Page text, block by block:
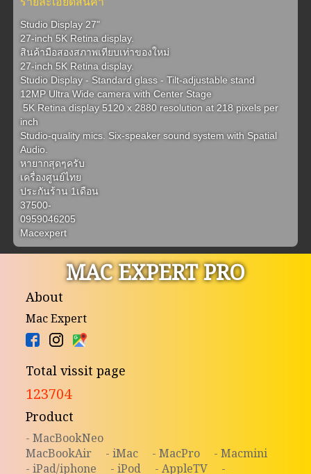
Studio Display 27"
27-inch 5K Retina display.
สินค้ามือสองสภาพเทียบเท่าของใหม่
27-inch 5K Retina display.
Studio Display - Standard glass - Tilt-adjustable stand
12MP Ultra Wide camera with Center Stage
5K Retina display 5120 x 2880 resolution at 218 pixels per
inch
Studio-quality mics. Six-speaker sound system with Spatial
Audio.
หายากสุดๆครับ
เครื่องศูนย์ไทย
ประกันร้าน 1เดือน
37500-
0959046205
Macexpert
MAC EXPERT PRO
About
Mac Expert
Total vissit page
123704
Product
- MacBookNeo
MacBookAir
- iMac - MacPro
- Macmini
- iPad/iphone
- iPod - AppleTV -